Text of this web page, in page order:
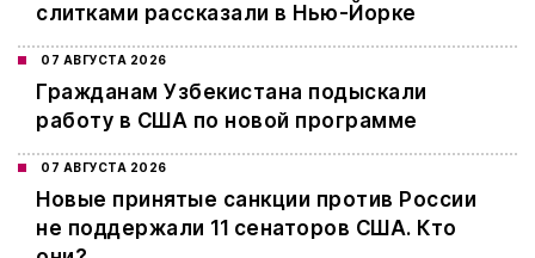
слитками рассказали в Нью-Йорке
07 АВГУСТА 2026
Гражданам Узбекистана подыскали
работу в США по новой программе
07 АВГУСТА 2026
Новые принятые санкции против России
не поддержали 11 сенаторов США. Кто